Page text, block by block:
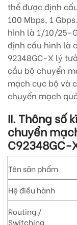
thể được định
100 Mbps, 1
hình là 1/10/25-
định cấu hình là
92348GC-X lý
cầu bộ chuyển
mạch cục bộ và
chuyển mạch
II. Thông số
chuyển
C92348GC-
Tên sản phẩm
Hệ điều hành
Routing /
Switching